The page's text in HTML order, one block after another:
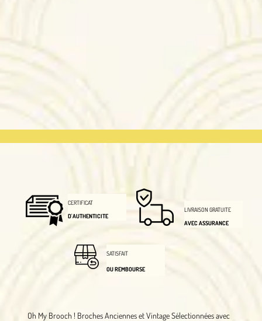
Oh My Brooch ! Broches Anciennes et Vintage Sélectionnées avec
CERTIFICAT
D'AUTHENTICITE
LIVRAISON GRATUITE
AVEC ASSURANCE
SATISFAIT
OU REMBOURSE